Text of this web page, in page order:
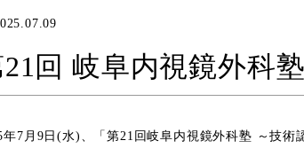
回 岐阜内視鏡外科塾
年7月9日(水)、「第21回岐阜内視鏡外科塾 ～技術